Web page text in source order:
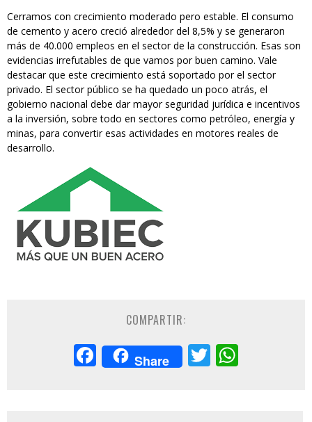
Cerramos con crecimiento moderado pero estable. El consumo
de cemento y acero creció alrededor del 8,5% y se generaron
más de 40.000 empleos en el sector de la construcción. Esas son
evidencias irrefutables de que vamos por buen camino. Vale
destacar que este crecimiento está soportado por el sector
privado. El sector público se ha quedado un poco atrás, el
gobierno nacional debe dar mayor seguridad jurídica e incentivos
a la inversión, sobre todo en sectores como petróleo, energía y
minas, para convertir esas actividades en motores reales de
desarrollo.
COMPARTIR:
Facebook
Share Twitter